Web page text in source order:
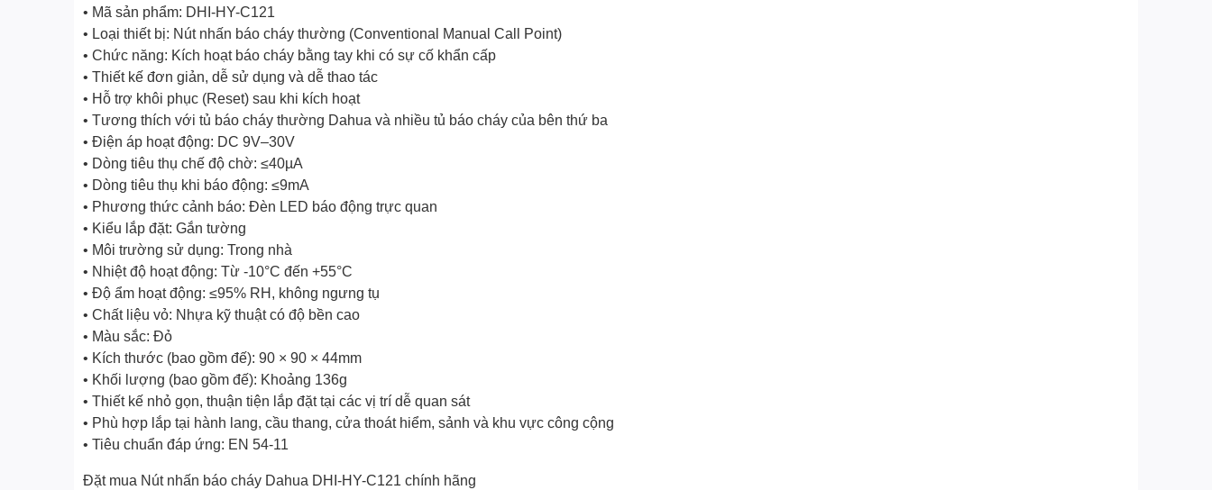
• Mã sản phẩm: DHI-HY-C121
• Loại thiết bị: Nút nhấn báo cháy thường (Conventional Manual Call Point)
• Chức năng: Kích hoạt báo cháy bằng tay khi có sự cố khẩn cấp
• Thiết kế đơn giản, dễ sử dụng và dễ thao tác
• Hỗ trợ khôi phục (Reset) sau khi kích hoạt
• Tương thích với tủ báo cháy thường Dahua và nhiều tủ báo cháy của bên thứ ba
• Điện áp hoạt động: DC 9V–30V
• Dòng tiêu thụ chế độ chờ: ≤40µA
• Dòng tiêu thụ khi báo động: ≤9mA
• Phương thức cảnh báo: Đèn LED báo động trực quan
• Kiểu lắp đặt: Gắn tường
• Môi trường sử dụng: Trong nhà
• Nhiệt độ hoạt động: Từ -10°C đến +55°C
• Độ ẩm hoạt động: ≤95% RH, không ngưng tụ
• Chất liệu vỏ: Nhựa kỹ thuật có độ bền cao
• Màu sắc: Đỏ
• Kích thước (bao gồm đế): 90 × 90 × 44mm
• Khối lượng (bao gồm đế): Khoảng 136g
• Thiết kế nhỏ gọn, thuận tiện lắp đặt tại các vị trí dễ quan sát
• Phù hợp lắp tại hành lang, cầu thang, cửa thoát hiểm, sảnh và khu vực công cộng
• Tiêu chuẩn đáp ứng: EN 54-11
Đặt mua Nút nhấn báo cháy Dahua DHI-HY-C121 chính hãng